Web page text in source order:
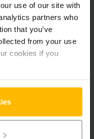
use of our site with
partners who
that you’ve
from your use
cookies if you
prehľad technických
vozidla.
V / 25 A